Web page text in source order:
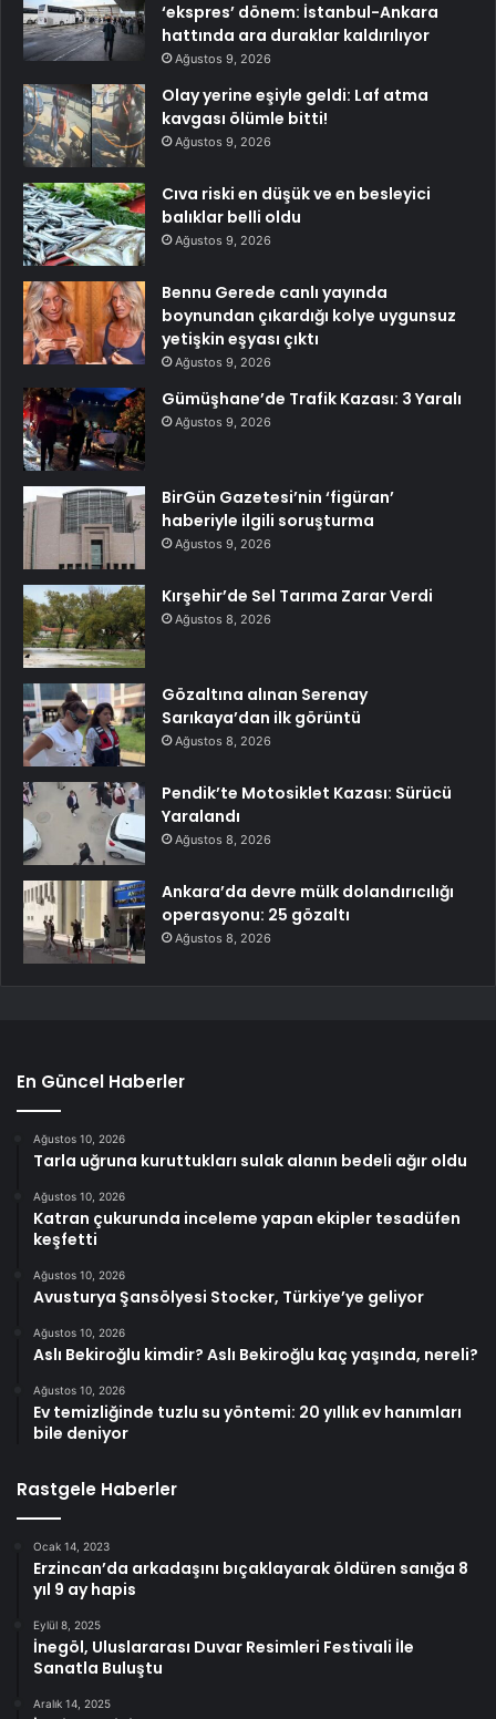
‘ekspres’ dönem: İstanbul-Ankara
hattında ara duraklar kaldırılıyor
Ağustos 9, 2026
Olay yerine eşiyle geldi: Laf atma
kavgası ölümle bitti!
Ağustos 9, 2026
Cıva riski en düşük ve en besleyici
balıklar belli oldu
Ağustos 9, 2026
Bennu Gerede canlı yayında
boynundan çıkardığı kolye uygunsuz
yetişkin eşyası çıktı
Ağustos 9, 2026
Gümüşhane’de Trafik Kazası: 3 Yaralı
Ağustos 9, 2026
BirGün Gazetesi’nin ‘figüran’
haberiyle ilgili soruşturma
Ağustos 9, 2026
Kırşehir’de Sel Tarıma Zarar Verdi
Ağustos 8, 2026
Gözaltına alınan Serenay
Sarıkaya’dan ilk görüntü
Ağustos 8, 2026
Pendik’te Motosiklet Kazası: Sürücü
Yaralandı
Ağustos 8, 2026
Ankara’da devre mülk dolandırıcılığı
operasyonu: 25 gözaltı
Ağustos 8, 2026
En Güncel Haberler
Ağustos 10, 2026
Tarla uğruna kuruttukları sulak alanın bedeli ağır oldu
Ağustos 10, 2026
Katran çukurunda inceleme yapan ekipler tesadüfen
keşfetti
Ağustos 10, 2026
Avusturya Şansölyesi Stocker, Türkiye’ye geliyor
Ağustos 10, 2026
Aslı Bekiroğlu kimdir? Aslı Bekiroğlu kaç yaşında, nereli?
Ağustos 10, 2026
Ev temizliğinde tuzlu su yöntemi: 20 yıllık ev hanımları
bile deniyor
Rastgele Haberler
Ocak 14, 2023
Erzincan’da arkadaşını bıçaklayarak öldüren sanığa 8
yıl 9 ay hapis
Eylül 8, 2025
İnegöl, Uluslararası Duvar Resimleri Festivali İle
Sanatla Buluştu
Aralık 14, 2025